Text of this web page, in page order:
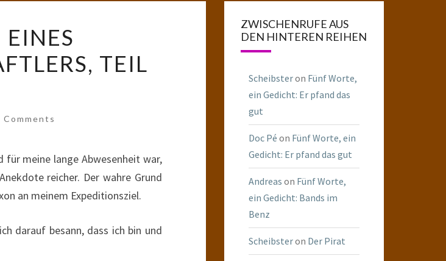
TEIL
Comments
für meine lange Abwesenheit war,
reicher. Der wahre Grund
an meinem Expeditionsziel.
darauf besann, dass ich bin und
ZWISCHENRUFE AUS
DEN HINTEREN REIHEN
Scheibsteron Fünf Worte,
ein Gedicht: Er pfand das
gut
Doc Pé on Fünf Worte, ein
Gedicht: Er pfand das gut
Andreas on Fünf Worte,
ein Gedicht: Bands im
Benz
Scheibsteron Der Pirat